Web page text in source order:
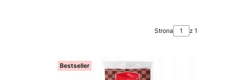
Strona z 1
Bestseller